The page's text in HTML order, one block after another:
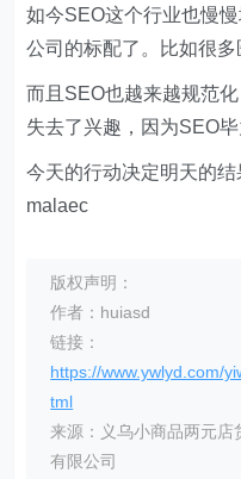
如今SEO这个行业也慢
公司的标配了。比如很多
而且SEO也越来越规范
失去了兴趣，因为SEO毕
今天的行动决定明天的结
malaec
版权声明：
作者：huiasd
链接：
https://www.ywlyd.com/
tml
来源：义乌小商品两元店
有限公司